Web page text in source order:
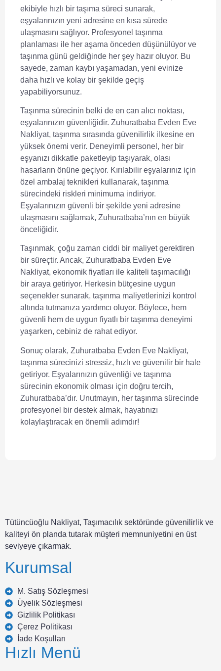
ekibiyle hızlı bir taşıma süreci sunarak,
eşyalarınızın yeni adresine en kısa sürede
ulaşmasını sağlıyor. Profesyonel taşınma
planlaması ile her aşama önceden düşünülüyor ve
taşınma günü geldiğinde her şey hazır oluyor. Bu
sayede, zaman kaybı yaşamadan, yeni evinize
daha hızlı ve kolay bir şekilde geçiş
yapabiliyorsunuz.
Taşınma sürecinin belki de en can alıcı noktası,
eşyalarınızın güvenliğidir. Zuhuratbaba Evden Eve
Nakliyat, taşınma sırasında güvenilirlik ilkesine en
yüksek önemi verir. Deneyimli personel, her bir
eşyanızı dikkatle paketleyip taşıyarak, olası
hasarların önüne geçiyor. Kırılabilir eşyalarınız için
özel ambalaj teknikleri kullanarak, taşınma
sürecindeki riskleri minimuma indiriyor.
Eşyalarınızın güvenli bir şekilde yeni adresine
ulaşmasını sağlamak, Zuhuratbaba’nın en büyük
önceliğidir.
Taşınmak, çoğu zaman ciddi bir maliyet gerektiren
bir süreçtir. Ancak, Zuhuratbaba Evden Eve
Nakliyat, ekonomik fiyatları ile kaliteli taşımacılığı
bir araya getiriyor. Herkesin bütçesine uygun
seçenekler sunarak, taşınma maliyetlerinizi kontrol
altında tutmanıza yardımcı oluyor. Böylece, hem
güvenli hem de uygun fiyatlı bir taşınma deneyimi
yaşarken, cebiniz de rahat ediyor.
Sonuç olarak, Zuhuratbaba Evden Eve Nakliyat,
taşınma sürecinizi stressiz, hızlı ve güvenilir bir hale
getiriyor. Eşyalarınızın güvenliği ve taşınma
sürecinin ekonomik olması için doğru tercih,
Zuhuratbaba’dır. Unutmayın, her taşınma sürecinde
profesyonel bir destek almak, hayatınızı
kolaylaştıracak en önemli adımdır!
Tütüncüoğlu Nakliyat, Taşımacılık sektöründe güvenilirlik ve
kaliteyi ön planda tutarak müşteri memnuniyetini en üst
seviyeye çıkarmak.
Kurumsal
M. Satış Sözleşmesi
Üyelik Sözleşmesi
Gizlilik Politikası
Çerez Politikası
İade Koşulları
Hızlı Menü